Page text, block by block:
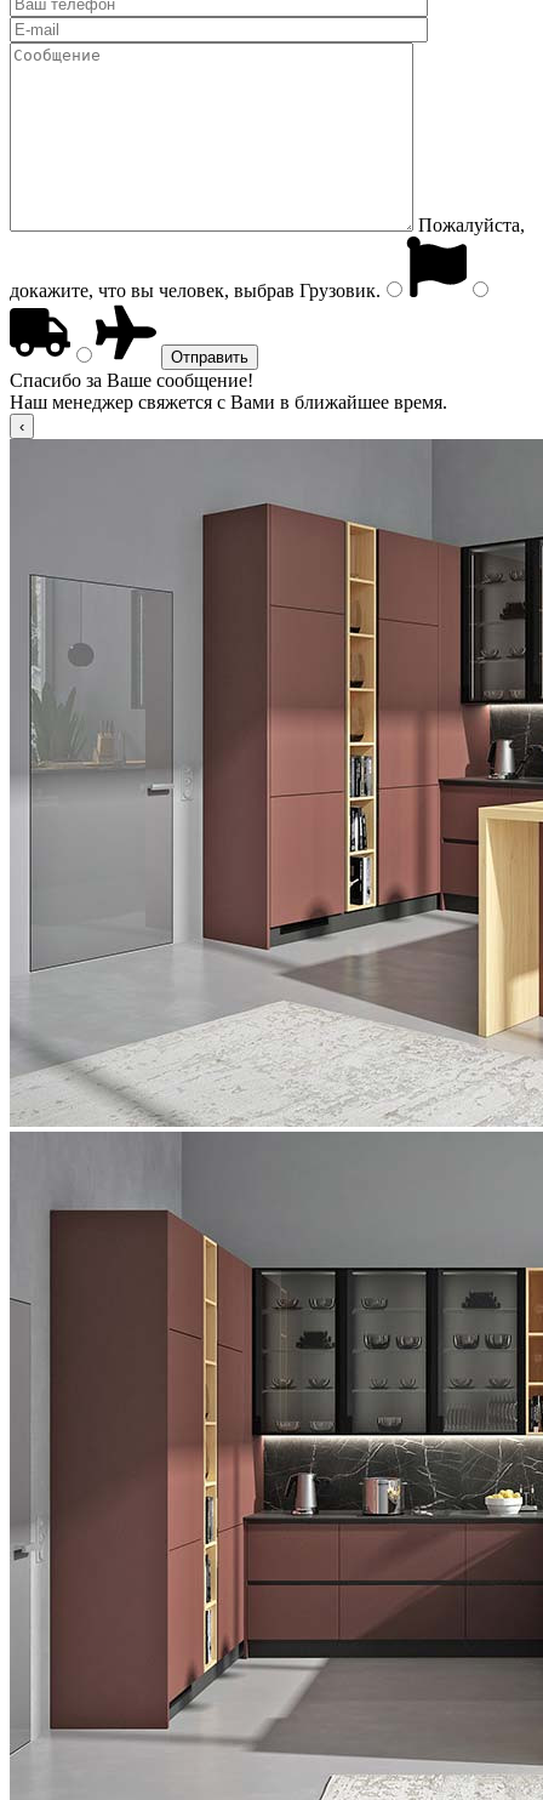
Пожалуйста,
докажите, что вы человек, выбрав Грузовик.
Спасибо за Ваше сообщение!
Наш менеджер свяжется с Вами в ближайшее время.